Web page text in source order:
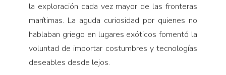
la exploración cada vez mayor de las fronteras
marítimas. La aguda curiosidad por quienes no
hablaban griego en lugares exóticos fomentó la
voluntad de importar costumbres y tecnologías
deseables desde lejos.